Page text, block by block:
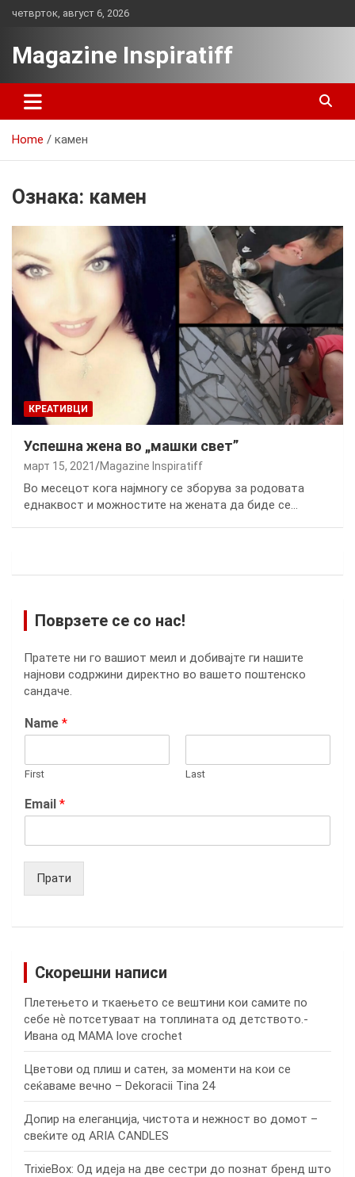
четврток, август 6, 2026
Magazine Inspiratiff
Home камен
Ознака: камен
КРЕАТИВЦИ
Успешна жена во „машки свет”
март 15, 2021 Magazine Inspiratiff
Во месецот кога најмногу се зборува за родовата
еднаквост и можностите на жената да биде се…
Поврзете се со нас!
Пратете ни го вашиот меил и добивајте ги нашите
најнови содржини директно во вашето поштенско
сандаче.
Name *
First Last
Email *
Прати
Скорешни написи
Плетењето и ткаењето се вештини кои самите по
себе нѐ потсетуваат на топлината од детството.-
Ивана од MAMA love crochet
Цветови од плиш и сатен, за моменти на кои се
сеќаваме вечно – Dekoracii Tina 24
Допир на елеганција, чистота и нежност во домот –
свеќите од ARIA CANDLES
TrixieBox: Од идеја на две сестри до познат бренд што